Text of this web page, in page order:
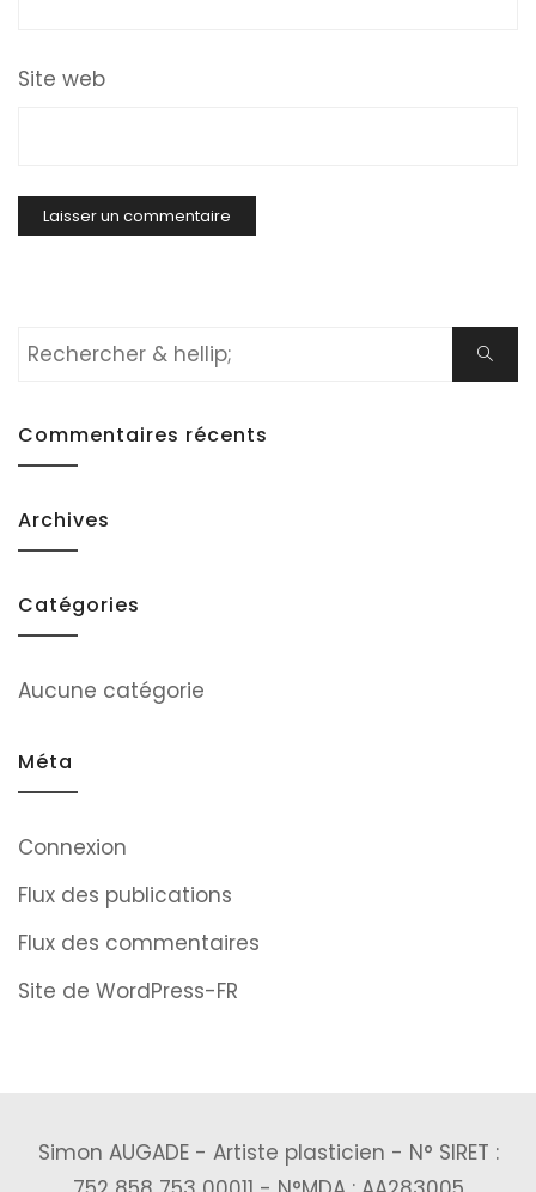
Site web
Rechercher:
Commentaires récents
Archives
Catégories
Aucune catégorie
Méta
Connexion
Flux des publications
Flux des commentaires
Site de WordPress-FR
Simon AUGADE - Artiste plasticien - N° SIRET :